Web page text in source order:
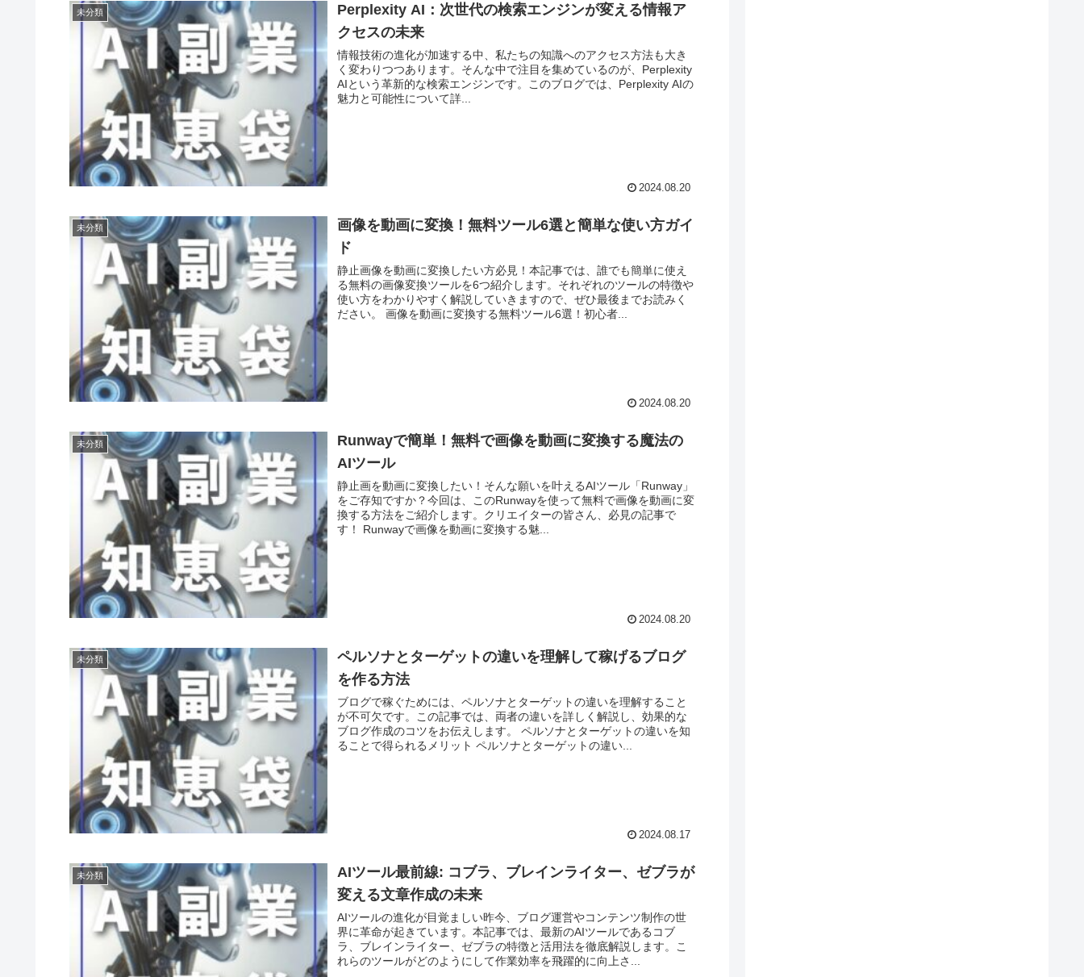
未分類
Perplexity AI：次世代の検索エンジンが変える情報ア
クセスの未来
情報技術の進化が加速する中、私たちの知識へのアクセス方法も大き
く変わりつつあります。そんな中で注目を集めているのが、Perplexity
AIという革新的な検索エンジンです。このブログでは、Perplexity AIの
魅力と可能性について詳...
2024.08.20
未分類
画像を動画に変換！無料ツール6選と簡単な使い方ガイ
ド
静止画像を動画に変換したい方必見！本記事では、誰でも簡単に使え
る無料の画像変換ツールを6つ紹介します。それぞれのツールの特徴や
使い方をわかりやすく解説していきますので、ぜひ最後までお読みく
ださい。 画像を動画に変換する無料ツール6選！初心者...
2024.08.20
未分類
Runwayで簡単！無料で画像を動画に変換する魔法の
AIツール
静止画を動画に変換したい！そんな願いを叶えるAIツール「Runway」
をご存知ですか？今回は、このRunwayを使って無料で画像を動画に変
換する方法をご紹介します。クリエイターの皆さん、必見の記事で
す！ Runwayで画像を動画に変換する魅...
2024.08.20
未分類
ペルソナとターゲットの違いを理解して稼げるブログ
を作る方法
ブログで稼ぐためには、ペルソナとターゲットの違いを理解すること
が不可欠です。この記事では、両者の違いを詳しく解説し、効果的な
ブログ作成のコツをお伝えします。 ペルソナとターゲットの違いを知
ることで得られるメリット ペルソナとターゲットの違い...
2024.08.17
未分類
AIツール最前線: コブラ、ブレインライター、ゼブラが
変える文章作成の未来
AIツールの進化が目覚ましい昨今、ブログ運営やコンテンツ制作の世
界に革命が起きています。本記事では、最新のAIツールであるコブ
ラ、ブレインライター、ゼブラの特徴と活用法を徹底解説します。こ
れらのツールがどのようにして作業効率を飛躍的に向上さ...